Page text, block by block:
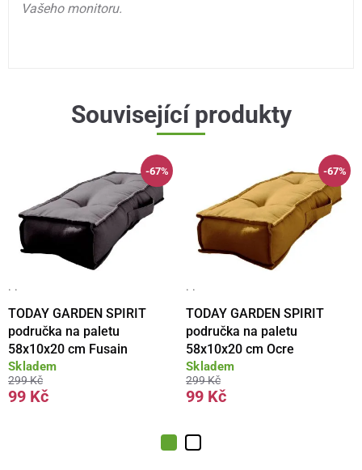
Vašeho monitoru.
Související produkty
-67%
· ·
TODAY GARDEN SPIRIT
područka na paletu
58x10x20 cm Fusain
Skladem
299 Kč
99 Kč
-67%
· ·
TODAY GARDEN SPIRIT
područka na paletu
58x10x20 cm Ocre
Skladem
299 Kč
99 Kč